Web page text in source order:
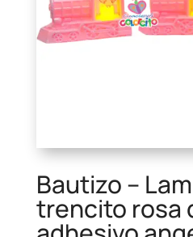
Bautizo –
trencito rosa